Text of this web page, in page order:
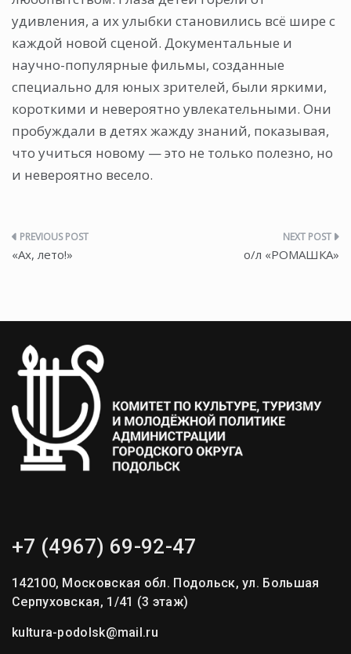
удивления, а их улыбки становились всё шире с
каждой новой сценой. Документальные и
научно-популярные фильмы, созданные
специально для юных зрителей, были яркими,
короткими и невероятно увлекательными. Они
пробуждали в детях жажду знаний, показывая,
что учиться новому — это не только полезно, но
и невероятно весело.
Навигация
«Ах, лето!» о/л «РОМАШКА»
+7 (4967) 69-92-47
142100, Московская обл. Подольск, ул. Большая
Серпуховская, 1/41 (3 этаж)
kultura-podolsk@mail.ru